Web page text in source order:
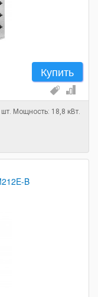
Купить
шт. Мощность: 18,8 кВт.
B